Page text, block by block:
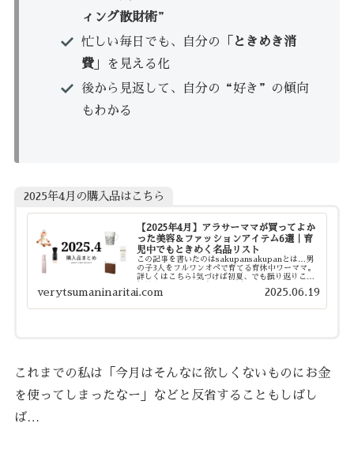
ィング散財術”
忙しい毎日でも、自分の「 ときめき消
費 」を見える化
後から見返して、自分の“好き”の傾向
もわかる
2025年4月の購入品はこちら
【2025年4月】アラサーママが買ってよか
った美容＆ファッションアイテム6選｜育
児中でもときめく名品リスト
この記事を書いたのはsakupansakupanとは…男
の子3人をフルワンオペで育てる育休中ワーママ。
詳しくはこちら⇩気づけば初夏、でも振り返りこそ
テムたちを、ママ目線でご紹介します♡書きたい
verytsumaninaritai.com 2025.06.19
これまでの私は「今月はそんなに欲しくないものにお金
を使ってしまったなー」などと反省することもしばし
ば…